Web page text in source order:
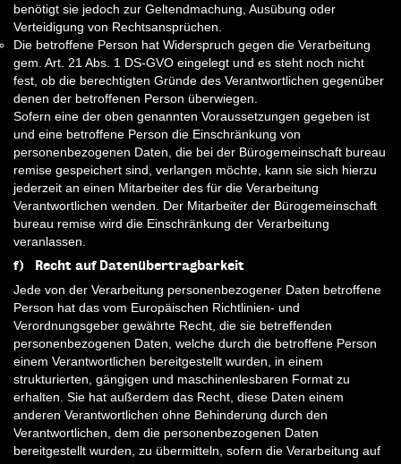
benötigt sie jedoch zur Geltendmachung, Ausübung oder
Verteidigung von Rechtsansprüchen.
Die betroffene Person hat Widerspruch gegen die Verarbeitung
gem. Art. 21 Abs. 1 DS-GVO eingelegt und es steht noch nicht
fest, ob die berechtigten Gründe des Verantwortlichen gegenüber
denen der betroffenen Person überwiegen.
Sofern eine der oben genannten Voraussetzungen gegeben ist
und eine betroffene Person die Einschränkung von
personenbezogenen Daten, die bei der Bürogemeinschaft bureau
remise gespeichert sind, verlangen möchte, kann sie sich hierzu
jederzeit an einen Mitarbeiter des für die Verarbeitung
Verantwortlichen wenden. Der Mitarbeiter der Bürogemeinschaft
bureau remise wird die Einschränkung der Verarbeitung
veranlassen.
f) Recht auf Datenübertragbarkeit
Jede von der Verarbeitung personenbezogener Daten betroffene
Person hat das vom Europäischen Richtlinien- und
Verordnungsgeber gewährte Recht, die sie betreffenden
personenbezogenen Daten, welche durch die betroffene Person
einem Verantwortlichen bereitgestellt wurden, in einem
strukturierten, gängigen und maschinenlesbaren Format zu
erhalten. Sie hat außerdem das Recht, diese Daten einem
anderen Verantwortlichen ohne Behinderung durch den
Verantwortlichen, dem die personenbezogenen Daten
bereitgestellt wurden, zu übermitteln, sofern die Verarbeitung auf